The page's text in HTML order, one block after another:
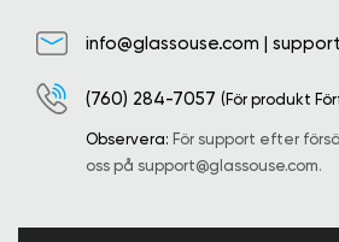
info@glassouse.com |
(760) 284-7057 (För produkt
Observera: För support efter
oss på support@glassouse.com.